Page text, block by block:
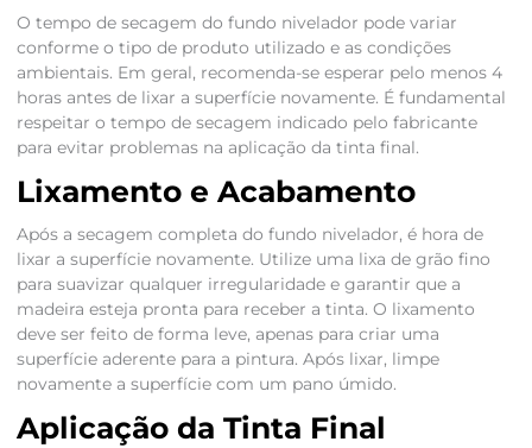
O tempo de secagem do fundo nivelador pode variar
conforme o tipo de produto utilizado e as condições
ambientais. Em geral, recomenda-se esperar pelo menos 4
horas antes de lixar a superfície novamente. É fundamental
respeitar o tempo de secagem indicado pelo fabricante
para evitar problemas na aplicação da tinta final.
Lixamento e Acabamento
Após a secagem completa do fundo nivelador, é hora de
lixar a superfície novamente. Utilize uma lixa de grão fino
para suavizar qualquer irregularidade e garantir que a
madeira esteja pronta para receber a tinta. O lixamento
deve ser feito de forma leve, apenas para criar uma
superfície aderente para a pintura. Após lixar, limpe
novamente a superfície com um pano úmido.
Aplicação da Tinta Final